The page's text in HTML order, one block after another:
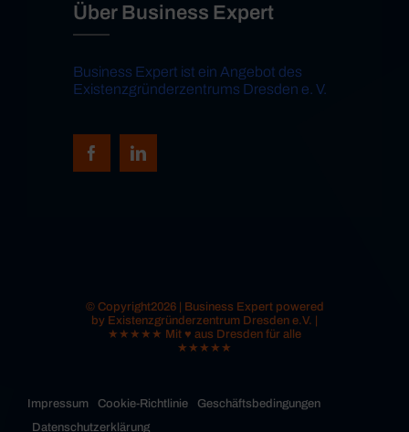
Über Business Expert
Business Expert ist ein Angebot des
Existenzgründerzentrums Dresden e. V.
© Copyright2026 | Business Expert powered
by Existenzgründerzentrum Dresden e.V. |
★★★★★ Mit ♥ aus Dresden für alle
★★★★★
Impressum Cookie-Richtlinie
Geschäftsbedingungen
Datenschutzerklärung